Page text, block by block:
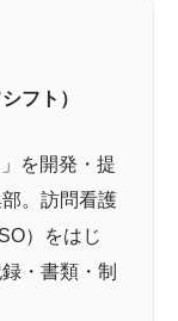
フト）
を開発・提
。訪問看護
）をはじ
・書類・制